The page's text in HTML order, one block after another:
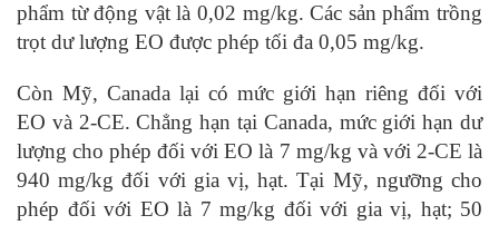
phẩm từ động vật là 0,02 mg/kg. Các sản phẩm trồng
trọt dư lượng EO được phép tối đa 0,05 mg/kg.
Còn Mỹ, Canada lại có mức giới hạn riêng đối với
EO và 2-CE. Chẳng hạn tại Canada, mức giới hạn dư
lượng cho phép đối với EO là 7 mg/kg và với 2-CE là
940 mg/kg đối với gia vị, hạt. Tại Mỹ, ngưỡng cho
phép đối với EO là 7 mg/kg đối với gia vị, hạt; 50